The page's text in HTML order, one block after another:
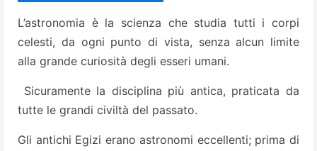
L’astronomia è la scienza che studia tutti i corpi
celesti, da ogni punto di vista, senza alcun limite
alla grande curiosità degli esseri umani.
Sicuramente la disciplina più antica, praticata da
tutte le grandi civiltà del passato.
Gli antichi Egizi erano astronomi eccellenti; prima di